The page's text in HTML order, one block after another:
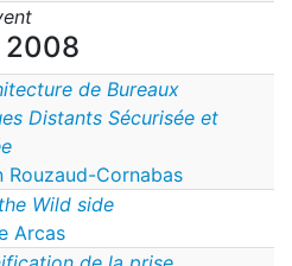
2008
de Bureaux
Distants Sécurisée et
Rouzaud-Cornabas
Wild side
Arcas